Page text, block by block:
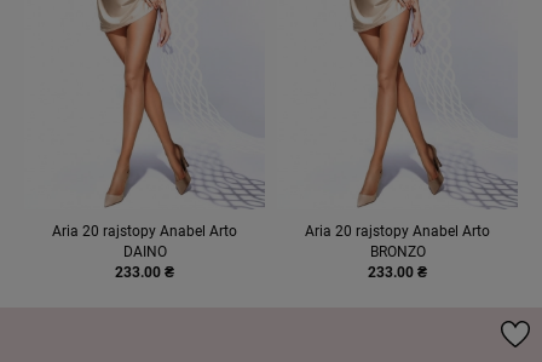
Aria 20 rajstopy Anabel Arto
DAINO
233.00 ₴
Aria 20 rajstopy Anabel Arto
BRONZO
233.00 ₴